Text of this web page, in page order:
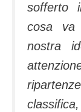
sofferto
cosa va
nostra